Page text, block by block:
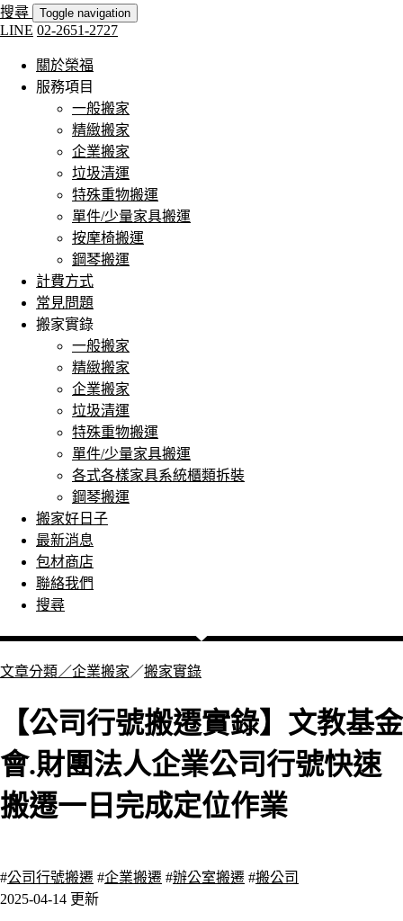
搜尋 Toggle navigation
LINE 02-2651-2727
關於榮福
服務項目
一般搬家
精緻搬家
企業搬家
垃圾清運
特殊重物搬運
單件/少量家具搬運
按摩椅搬運
鋼琴搬運
計費方式
常見問題
搬家實錄
一般搬家
精緻搬家
企業搬家
垃圾清運
特殊重物搬運
單件/少量家具搬運
各式各樣家具系統櫃類拆裝
鋼琴搬運
搬家好日子
最新消息
包材商店
聯絡我們
搜尋
文章分類／企業搬家 ／搬家實錄
【公司行號搬遷實錄】文教基金
會.財團法人企業公司行號快速
搬遷一日完成定位作業
#公司行號搬遷 #企業搬遷 #辦公室搬遷 #搬公司
2025-04-14 更新